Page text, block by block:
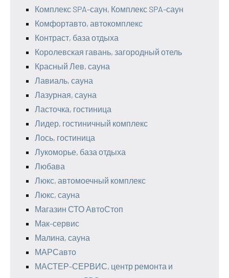
Комплекс SPA-саун, Комплекс SPA-саун
Комфортавто, автокомплекс
Контраст, база отдыха
Королевская гавань, загородный отель
Красный Лев, сауна
Лавиаль, сауна
Лазурная, сауна
Ласточка, гостиница
Лидер, гостиничный комплекс
Лось, гостиница
Лукоморье, база отдыха
Любава
Люкс, автомоечный комплекс
Люкс, сауна
Магазин СТО АвтоСтоп
Мак-сервис
Малина, сауна
МАРСавто
МАСТЕР-СЕРВИС, центр ремонта и